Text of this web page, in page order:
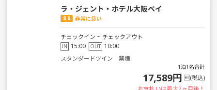
ラ・ジェント・ホテル大阪ベイ
8.8 非常に良い
チェックイン ~ チェックアウト
IN 15:00 OUT 10:00
スタンダードツイン 禁煙
1泊1名合計
17,589円 (税込)